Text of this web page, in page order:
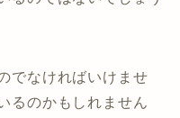
でなければいけませ
るのかもしれません